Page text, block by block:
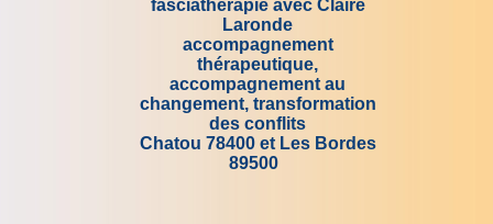
fasciathérapie avec Claire
Laronde
accompagnement
thérapeutique,
accompagnement au
changement, transformation
des conflits
Chatou 78400 et Les Bordes
89500